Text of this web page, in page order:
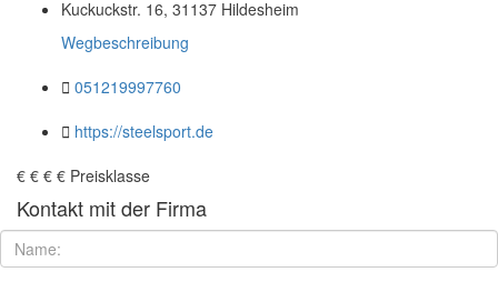
Kuckuckstr. 16, 31137 Hildesheim
Wegbeschreibung
051219997760
https://steelsport.de
€ € € € Preisklasse
Kontakt mit der Firma